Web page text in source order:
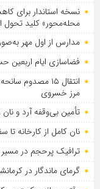
نسخه استاندار برای
محله‌محور» کلید تحول
مدارس از اول مهر
فضاسازی ایام اربعین
انتقال ۱۵
مرز خسروی
تأمین بی‌وقفه آرد و
نان کامل از کارخانه
ترافیک پرحجم در مسیر
گرمای ماندگار در